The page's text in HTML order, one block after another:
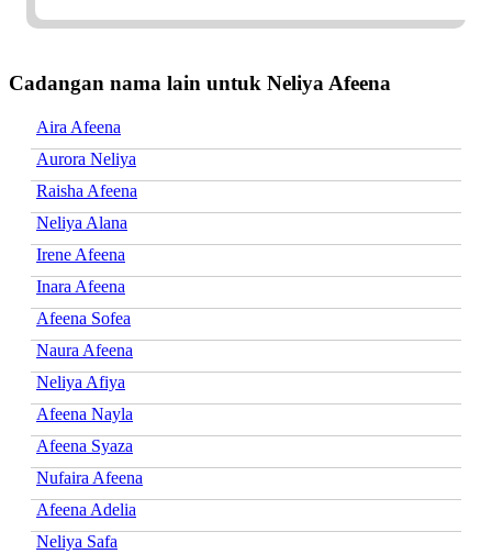
Cadangan nama lain untuk Neliya Afeena
Aira Afeena
Aurora Neliya
Raisha Afeena
Neliya Alana
Irene Afeena
Inara Afeena
Afeena Sofea
Naura Afeena
Neliya Afiya
Afeena Nayla
Afeena Syaza
Nufaira Afeena
Afeena Adelia
Neliya Safa